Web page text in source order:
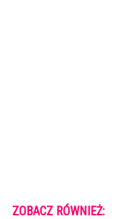
ZOBACZ RÓWNIEŻ: